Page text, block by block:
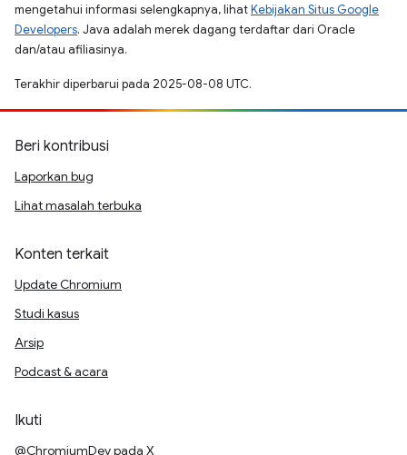
mengetahui informasi selengkapnya, lihatKebijakan Situs Google
Developers. Java adalah merek dagang terdaftar dari Oracle
dan/atau afiliasinya.
Terakhir diperbarui pada 2025-08-08 UTC.
Beri kontribusi
Laporkan bug
Lihat masalah terbuka
Konten terkait
Update Chromium
Studi kasus
Arsip
Podcast & acara
Ikuti
@ChromiumDev pada X